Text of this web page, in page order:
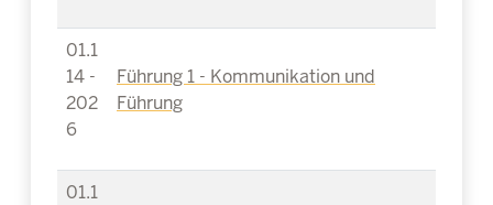
01.1
14 -
202
6
Führung 1 - Kommunikation und
Führung
01.1